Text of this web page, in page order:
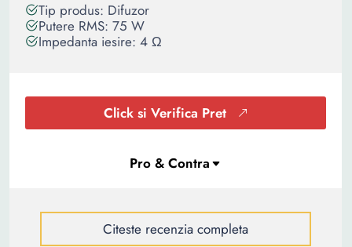
Tip produs: Difuzor
Putere RMS: 75 W
Impedanta iesire: 4 Ω
Click si Verifica Pret
Citeste recenzia completa